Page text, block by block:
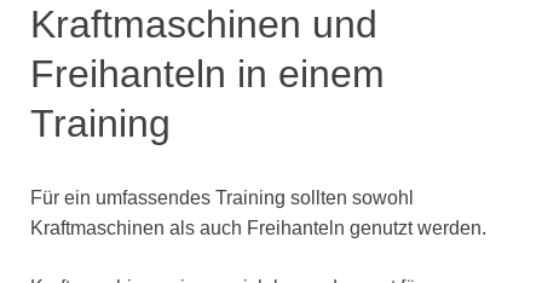
Kraftmaschinen und
Freihanteln in einem
Training
Für ein umfassendes Training sollten sowohl
Kraftmaschinen als auch Freihanteln genutzt werden.